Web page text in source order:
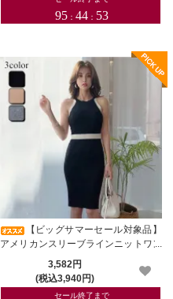
【ビッグサマーセール対象品】
アメリカンスリーブラインニットワン
ピース(キャバドレス・CABARETDR
3,582円
(税込3,940円)